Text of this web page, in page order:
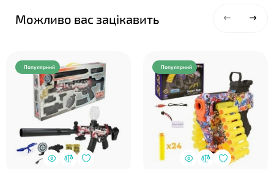
Можливо вас зацікавить
Популярний Популярний